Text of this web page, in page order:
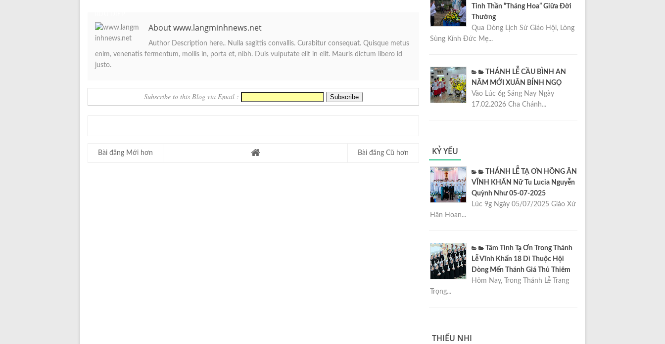
About www.langminhnews.net
Author Description here.. Nulla sagittis convallis. Curabitur consequat. Quisque metus
enim, venenatis fermentum, mollis in, porta et, nibh. Duis vulputate elit in elit. Mauris dictum libero id
justo.
Subscribe to this Blog via Email :
Bài đăng Mới hơn Bài đăng Cũ hơn
Tinh Thần “Tháng Hoa” Giữa Đời
Thường
Qua Dòng Lịch Sử Giáo Hội, Lòng
Sùng Kính Đức Mẹ...
THÁNH LỄ CẦU BÌNH AN
NĂM MỚI XUÂN BÍNH NGỌ
Vào Lúc 6g Sáng Nay Ngày
17.02.2026 Cha Chánh...
KỶ YẾU
THÁNH LỄ TẠ ƠN HỒNG ÂN
VĨNH KHẤN Nữ Tu Lucia Nguyễn
Quỳnh Như 05-07-2025
Lúc 9g Ngày 05/07/2025 Giáo Xứ
Hân Hoan...
Tâm Tình Tạ Ơn Trong Thánh
Lễ Vĩnh Khấn 18 Dì Thuộc Hội
Dòng Mến Thánh Giá Thủ Thiêm
Hôm Nay, Trong Thánh Lễ Trang
Trọng...
THIẾU NHI